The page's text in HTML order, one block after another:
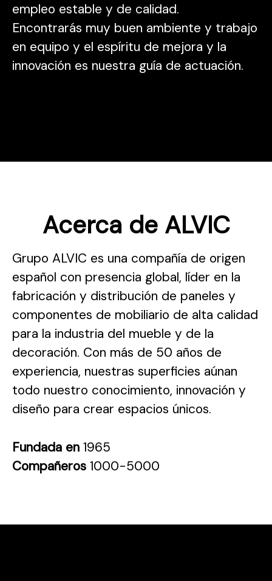
empleo estable y de calidad.
Encontrarás muy buen ambiente y trabajo
en equipo y el espíritu de mejora y la
innovación es nuestra guía de actuación.
Acerca de ALVIC
Grupo ALVIC es una compañía de origen
español con presencia global, líder en la
fabricación y distribución de paneles y
componentes de mobiliario de alta calidad
para la industria del mueble y de la
decoración. Con más de 50 años de
experiencia, nuestras superficies aúnan
todo nuestro conocimiento, innovación y
diseño para crear espacios únicos.
Fundada en 1965
Compañeros 1000-5000